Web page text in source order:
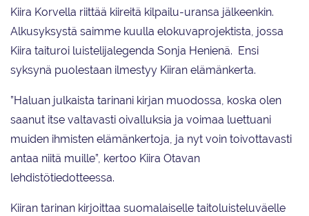
Kiira Korvella riittää kiireitä kilpailu-uransa jälkeenkin.
Alkusyksystä saimme kuulla elokuvaprojektista, jossa
Kiira taituroi luistelijalegenda Sonja Henienä. Ensi
syksynä puolestaan ilmestyy Kiiran elämänkerta.
”Haluan julkaista tarinani kirjan muodossa, koska olen
saanut itse valtavasti oivalluksia ja voimaa luettuani
muiden ihmisten elämänkertoja, ja nyt voin toivottavasti
antaa niitä muille”, kertoo Kiira Otavan
lehdistötiedotteessa.
Kiiran tarinan kirjoittaa suomalaiselle taitoluisteluväelle